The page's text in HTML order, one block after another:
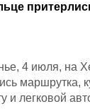
4 июля, на
маршрутка,
и легковой